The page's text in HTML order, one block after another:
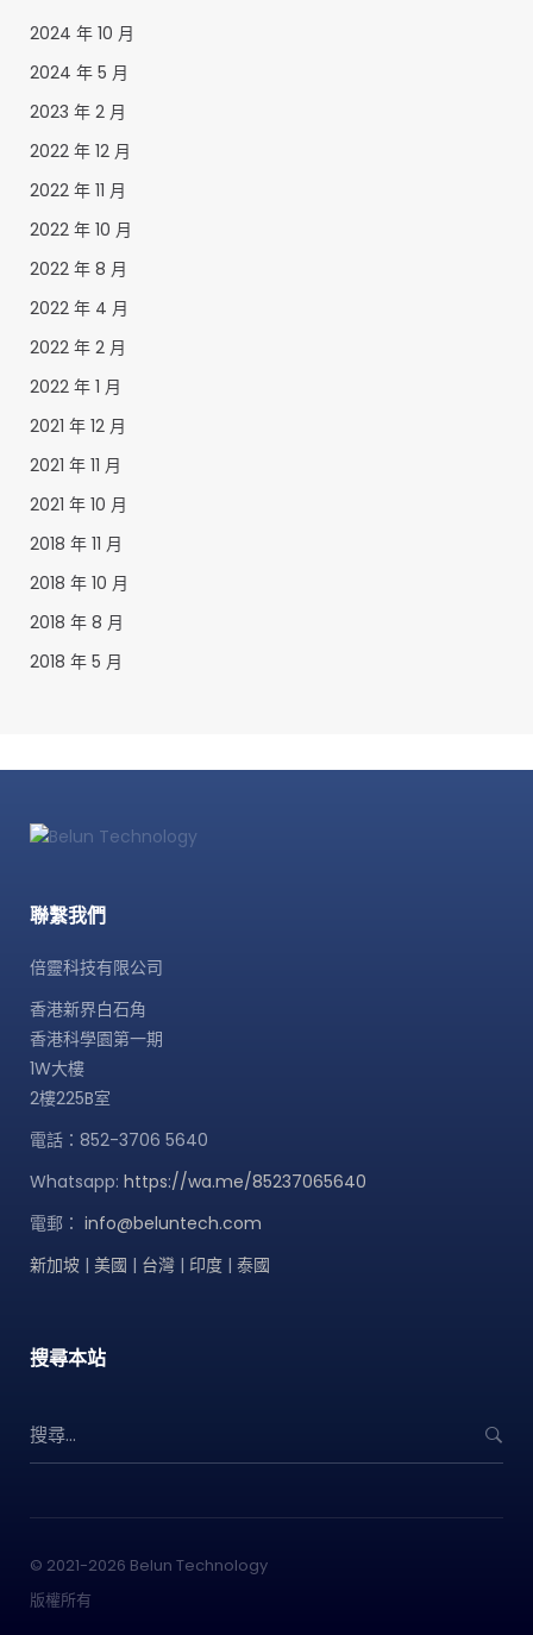
2024 年 10 月
2024 年 5 月
2023 年 2 月
2022 年 12 月
2022 年 11 月
2022 年 10 月
2022 年 8 月
2022 年 4 月
2022 年 2 月
2022 年 1 月
2021 年 12 月
2021 年 11 月
2021 年 10 月
2018 年 11 月
2018 年 10 月
2018 年 8 月
2018 年 5 月
聯繫我們
倍靈科技有限公司
香港新界白石角
香港科學園第一期
1W大樓
2樓225B室
電話：852-3706 5640
Whatsapp: https://wa.me/85237065640
電郵： info@beluntech.com
新加坡 | 美國 | 台灣 | 印度 | 泰國
搜尋本站
S
e
h
f
© 2021-2026 Belun Technology
版權所有